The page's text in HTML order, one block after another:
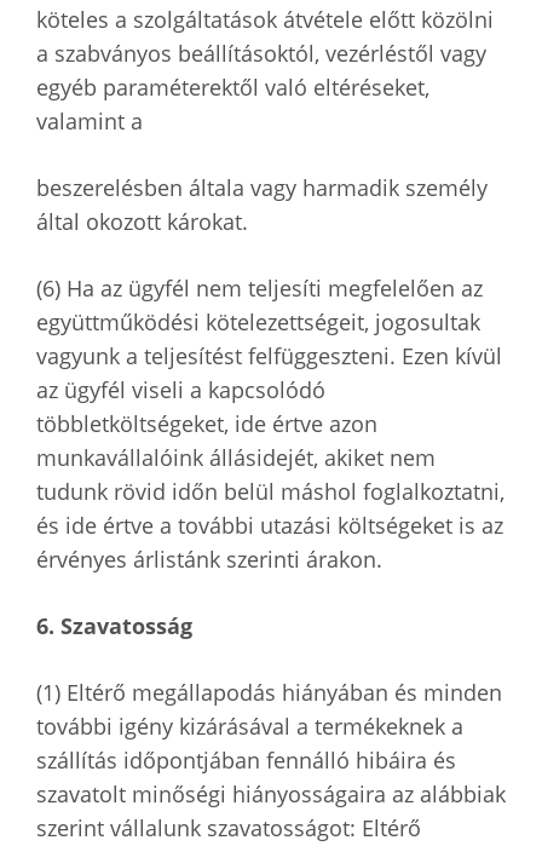
köteles a szolgáltatások átvétele előtt közölni
a szabványos beállításoktól, vezérléstől vagy
egyéb paraméterektől való eltéréseket,
valamint a
beszerelésben általa vagy harmadik személy
által okozott károkat.
(6) Ha az ügyfél nem teljesíti megfelelően az
együttműködési kötelezettségeit, jogosultak
vagyunk a teljesítést felfüggeszteni. Ezen kívül
az ügyfél viseli a kapcsolódó
többletköltségeket, ide értve azon
munkavállalóink állásidejét, akiket nem
tudunk rövid időn belül máshol foglalkoztatni,
és ide értve a további utazási költségeket is az
érvényes árlistánk szerinti árakon.
6. Szavatosság
(1) Eltérő megállapodás hiányában és minden
további igény kizárásával a termékeknek a
szállítás időpontjában fennálló hibáira és
szavatolt minőségi hiányosságaira az alábbiak
szerint vállalunk szavatosságot: Eltérő